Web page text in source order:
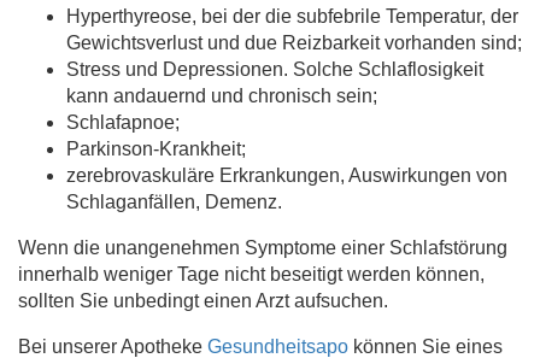
Hyperthyreose, bei der die subfebrile Temperatur, der
Gewichtsverlust und due Reizbarkeit vorhanden sind;
Stress und Depressionen. Solche Schlaflosigkeit
kann andauernd und chronisch sein;
Schlafapnoe;
Parkinson-Krankheit;
zerebrovaskuläre Erkrankungen, Auswirkungen von
Schlaganfällen, Demenz.
Wenn die unangenehmen Symptome einer Schlafstörung
innerhalb weniger Tage nicht beseitigt werden können,
sollten Sie unbedingt einen Arzt aufsuchen.
Bei unserer Apotheke Gesundheitsapo können Sie eines